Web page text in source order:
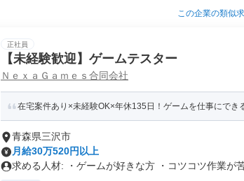
この企業の類似
正社員
【未経験歓迎】ゲームテスター
ＮｅｘａＧａｍｅｓ合同会社
在宅案件あり×未経験OK×年休135日！ゲームを仕事にでき
青森県三沢市
月給30万520円以上
求める人材: ・ゲームが好きな方 ・コツコツ作業が